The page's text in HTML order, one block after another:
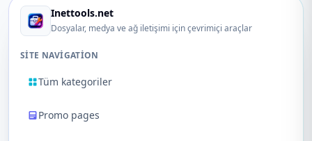
Inettools.net
Dosyalar, medya ve ağ iletişimi için çevrimiçi araçlar
SITE NAVIGATION
Tüm kategoriler
Promo pages